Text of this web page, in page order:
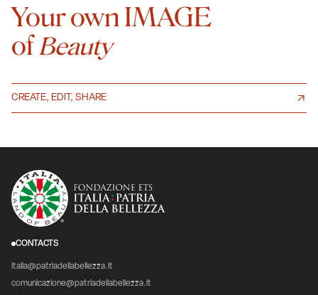
Your own IMAGE
ofBeauty
CREATE, EDIT, SHARE
CONTACTS
italia@patriadellabellezza.it
comunicazione@patriadellabellezza.it